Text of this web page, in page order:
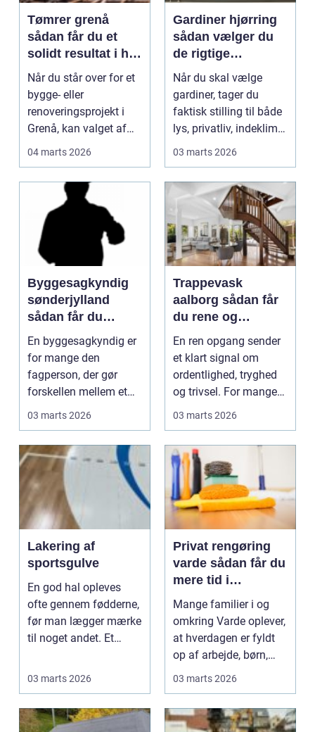
Tømrer grenå
sådan får du et
solidt resultat i høj
kvalitet
Når du står over for et
bygge- eller
renoveringsprojekt i
Grenå, kan valget af
tømrer få stor betydn...
04 marts 2026
Gardiner hjørring
sådan vælger du
de rigtige
løsninger til dit
hjem
Når du skal vælge
gardiner, tager du
faktisk stilling til både
lys, privatliv, indeklima
og stil på ...
03 marts 2026
Byggesagkyndig
sønderjylland
sådan får du
tryghed i dit
byggeri
En byggesagkyndig er
for mange den
fagperson, der gør
forskellen mellem et
trygt boligkøb og dyre,
03 marts 2026
Trappevask
aalborg sådan får
du rene og
indbydende
opgange
En ren opgang sender
et klart signal om
ordentlighed, tryghed
og trivsel. For mange
beboere og besøg...
03 marts 2026
Lakering af
sportsgulve
En god hal opleves
ofte gennem fødderne,
før man lægger mærke
til noget andet. Et
03 marts 2026
Privat rengøring
varde sådan får du
mere tid i
hverdagen
Mange familier i og
omkring Varde oplever,
at hverdagen er fyldt
op af arbejde, børn,
fritidsaktivit...
03 marts 2026